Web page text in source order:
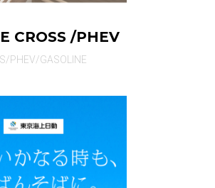
CROSS /PHEV
PHEV/GASOLINE